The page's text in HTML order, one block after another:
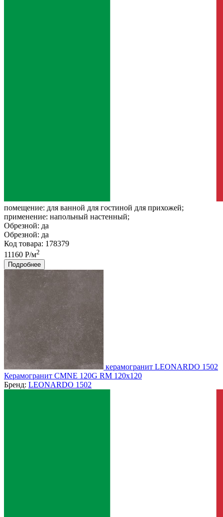
помещение: для ванной для гостиной для прихожей;
применение: напольный настенный;
Обрезной: да
Обрезной: да
Код товара: 178379
11160 Р/м2
Подробнее
керамогранит LEONARDO 1502
Керамогранит CMNE 120G RM 120x120
Бренд: LEONARDO 1502